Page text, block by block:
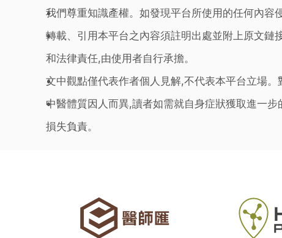
我們尊重知識產權。如發現平台所使用的任何內容
轉載、引用本平台之內容須註明出處並附上原文
和法律責任,由使用者自行承擔。
文中觀點僅代表作者個人見解,不代表本平台立場
中醫體質因人而異,讀者如需就自身症狀獲取進一
損失負責。